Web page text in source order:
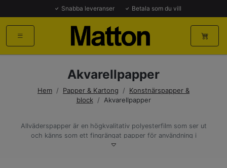
Snabba leveranser Betala som du vill
Akvarellpapper
Hem / Papper & Kartong /
Konstnärspapper &
block
/ Akvarellpapper
Allväderspapper är en högkvalitativ polyesterfilm som ser ut
och känns som ett fingrängat papper för användning i
laserskrivare, färglaser och kopiatorer. Pappret är 100 procent